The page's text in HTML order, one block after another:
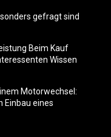
gefragt sind
Beim Kauf
Wissen
Motorwechsel:
Einbau eines